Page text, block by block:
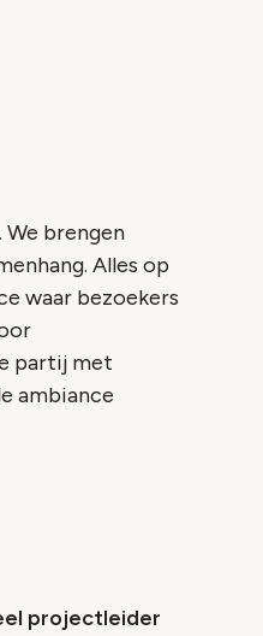
brengen
Alles op
waar bezoekers
partij met
ambiance
projectleider